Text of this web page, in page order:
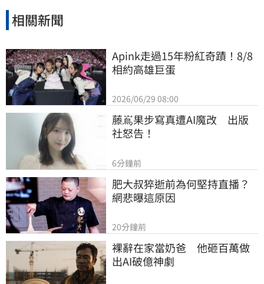
相關新聞
Apink走過15年粉紅奇蹟！8/8
相約高雄巨蛋
2026/06/29 08:00
藤嶌果步寫真遭AI魔改　出版
社怒告！
6分鐘前
肥大叔猝逝前為何堅持直播？
網悲曝這原因
20分鐘前
裸辭在家當奶爸　他砸百萬做
出AI破億神劇